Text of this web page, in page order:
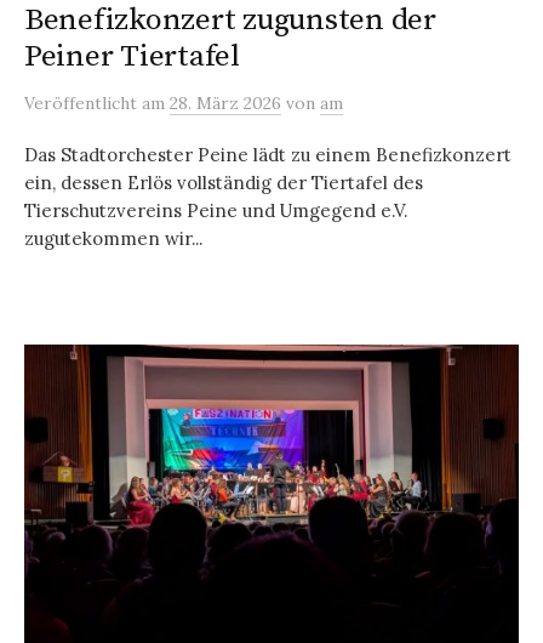
Benefizkonzert zugunsten der
Peiner Tiertafel
Veröffentlicht am 28. März 2026 von am
Das Stadtorchester Peine lädt zu einem Benefizkonzert
ein, dessen Erlös vollständig der Tiertafel des
Tierschutzvereins Peine und Umgegend e.V.
zugutekommen wir...